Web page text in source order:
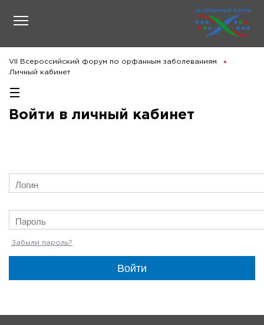
VII Всероссийский форум по орфанным заболеваниям
Личный кабинет
Войти в личный кабинет
Забыли пароль?
Войти